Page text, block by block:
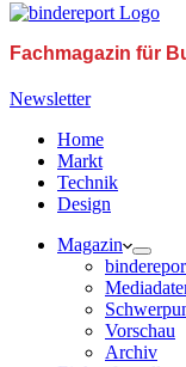
Fachmagazin für
Newsletter
Home
Markt
Technik
Design
Magazin
Vorschau
Archiv